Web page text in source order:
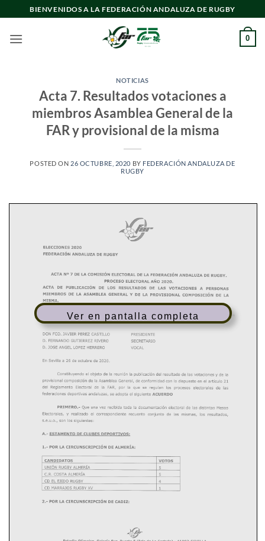
al
contenido
BIENVENIDOS A LA FEDERACIÓN ANDALUZA DE RUGBY
0
NOTICIAS
Acta 7. Resultados votaciones a
miembros Asamblea General de la
FAR y provisional de la misma
POSTED ON 26 OCTUBRE, 2020 BY FEDERACIÓN ANDALUZA DE
RUGBY
Ver en pantalla completa